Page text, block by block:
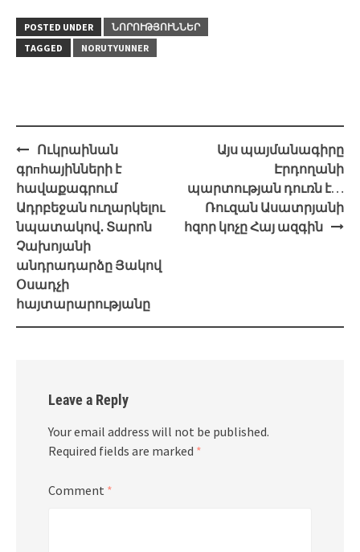
POSTED UNDER
ՆՈՐՈՒԹՅՈՒՆՆԵՐ
TAGGED
NORUTYUNNER
Post
navigation
Ուկրաինան
գրпհայինների է
հավաքագրում
Ադրբեջան ուղարկելու
նպատակով․ Տարոն
Չախոյանի
անդրադարձը Յակով
Օսադչի
հայտարարությանը
Այս պայմանագիրը
Էրդողանի
պարտության դուռն է…
Ռուզան Ասատրյանի
հզոր կոչը Հայ ազգին
Leave a Reply
Your email address will not be published.
Required fields are marked *
Comment *